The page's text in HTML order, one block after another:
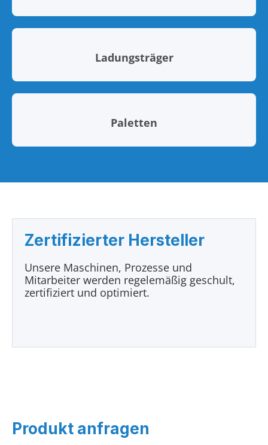
Ladungsträger
Paletten
Zertifizierter Hersteller
Unsere Maschinen, Prozesse und
Mitarbeiter werden regelemäßig geschult,
zertifiziert und optimiert.
Produkt anfragen